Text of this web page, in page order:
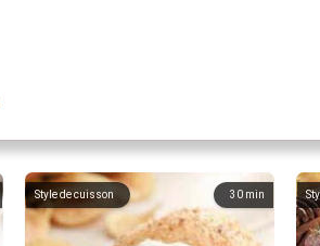
30 min
Style de cuisson